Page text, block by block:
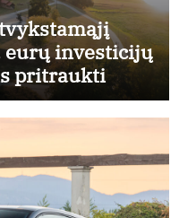
eurų investicijų
pritraukti